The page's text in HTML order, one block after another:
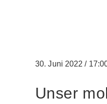
30. Juni 2022/
Unser